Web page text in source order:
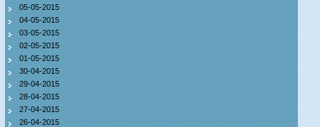
05-05-2015
04-05-2015
03-05-2015
02-05-2015
01-05-2015
30-04-2015
29-04-2015
28-04-2015
27-04-2015
26-04-2015